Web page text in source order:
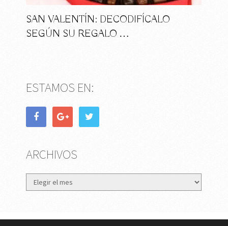
SAN VALENTÍN: DECODIFÍCALO
SEGÚN SU REGALO …
ESTAMOS EN:
ARCHIVOS
Archivos